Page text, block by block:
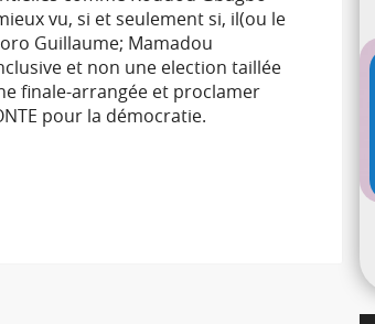
vu, si et seulement si, il(ou le
Guillaume; Mamadou
et non une election taillée
finale-arrangée et proclamer
pour la démocratie.